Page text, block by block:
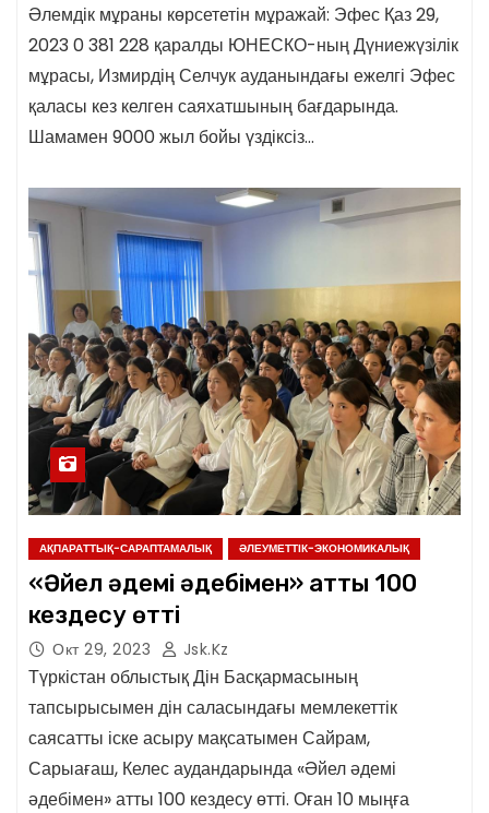
Әлемдік мұраны көрсететін мұражай: Эфес Қаз 29,
2023 0 381 228 қаралды ЮНЕСКО-ның Дүниежүзілік
мұрасы, Измирдің Селчук ауданындағы ежелгі Эфес
қаласы кез келген саяхатшының бағдарында.
Шамамен 9000 жыл бойы үздіксіз…
АҚПАРАТТЫҚ-САРАПТАМАЛЫҚ ӘЛЕУМЕТТІК-ЭКОНОМИКАЛЫҚ
«Әйел әдемі әдебімен» атты 100
кездесу өтті
Окт 29, 2023 Jsk.kz
Түркістан облыстық Дін Басқармасының
тапсырысымен дін саласындағы мемлекеттік
саясатты іске асыру мақсатымен Сайрам,
Сарыағаш, Келес аудандарында «Әйел әдемі
әдебімен» атты 100 кездесу өтті. Оған 10 мыңға